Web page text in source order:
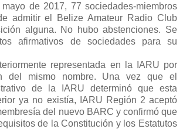
de 2017, 77 sociedades-miembros
admitir el Belize Amateur Radio Club
alguna. No hubo abstenciones. Se
afirmativos de sociedades para su
representada en la IARU por
del mismo nombre. Una vez que el
de la IARU determinó que esta
ya no existía, IARU Región 2 aceptó
del nuevo BARC y confirmó que
de la Constitución y los Estatutos